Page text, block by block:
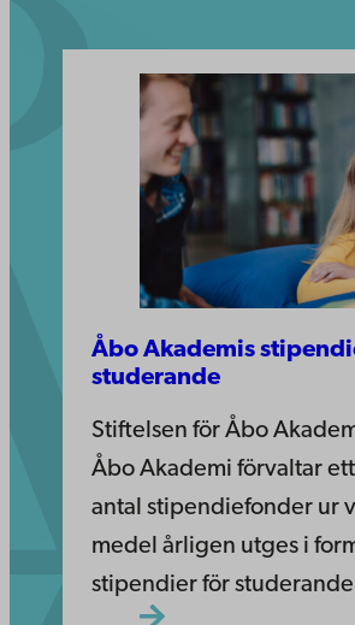
Åbo Akademis
studerande
Stiftelsen för Åbo
Åbo Akademi förvaltar
antal stipendiefonder ur
medel årligen utges i
stipendier för